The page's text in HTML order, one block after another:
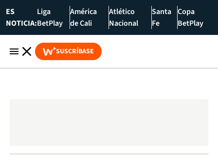
ES
NOTICIA:
Liga
BetPlay
América
de Cali
Atlético
Nacional
Santa
Fe
Copa
BetPlay
SUSCRÍBASE